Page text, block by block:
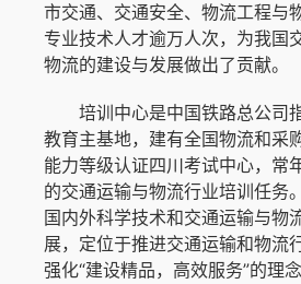
市交通、交通安全、物流工程与
专业技术人才逾万人次，为我国
物流的建设与发展做出了贡献。
培训中心是中国铁路总公司
教育主基地，建有全国物流和采
能力等级认证四川考试中心，常
的交通运输与物流行业培训任务
国内外科学技术和交通运输与物
展，定位于推进交通运输和物流
强化“建设精品，高效服务”的理